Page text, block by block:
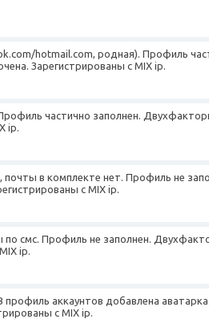
hotmail.com, родная). Профиль
Зарегистрированы с MIX ip.
частично заполнен.
ip.
в комплекте нет. Профиль не
с MIX ip.
смс. Профиль не заполнен.
ip.
профиль аккаунтов добавлена
с MIX ip.